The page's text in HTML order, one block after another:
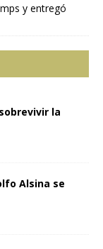
y entregó
la
Alsina se